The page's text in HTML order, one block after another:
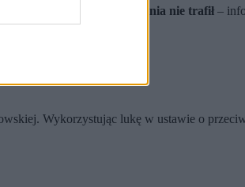
jednak nigdy do więzienia nie trafił –
Wykorzystując lukę w ustawie o